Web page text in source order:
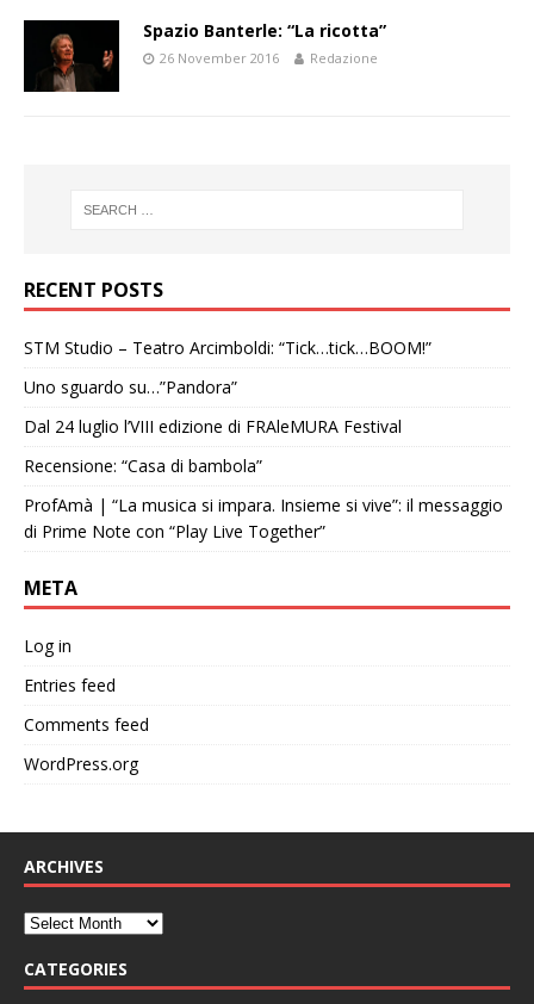
Spazio Banterle: “La ricotta”
26 November 2016 Redazione
RECENT POSTS
STM Studio – Teatro Arcimboldi: “Tick…tick…BOOM!”
Uno sguardo su…”Pandora”
Dal 24 luglio l’VIII edizione di FRAleMURA Festival
Recensione: “Casa di bambola”
ProfAmà | “La musica si impara. Insieme si vive”: il messaggio
di Prime Note con “Play Live Together”
META
Log in
Entries feed
Comments feed
WordPress.org
ARCHIVES
CATEGORIES